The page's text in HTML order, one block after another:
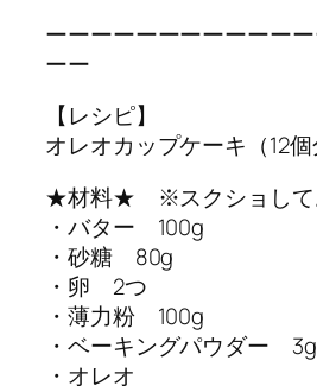
ーーーーーーーーーーー
ーー
【レシピ】
オレオカップケーキ（12個
★材料★ ※スクショして
・バター 100g
・砂糖 80g
・卵 2つ
・薄力粉 100g
・ベーキングパウダー 3g
・オレオ